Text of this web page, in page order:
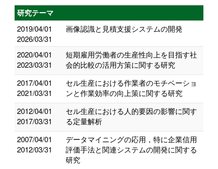
研究テーマ
2019/04/01
2026/03/31
画像認識と見積支援システムの開発
2020/04/01
2023/03/31
短期雇用労働者の生産性向上を目指す社
会的比較の活用方策に関する研究
2017/04/01
2021/03/31
セル生産における作業者のモチベーショ
ンと作業効率の向上策に関する研究
2012/04/01
2017/03/31
セル生産における人的要因の影響に関す
る定量解析
2007/04/01
2012/03/31
データマイニングの応用，特に企業信用
評価手法と関連システムの開発に関する
研究